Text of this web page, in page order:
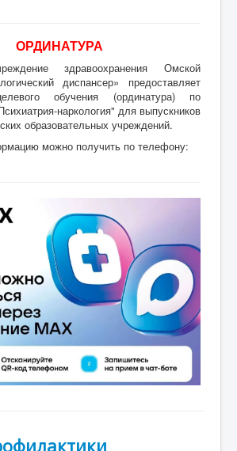
ОРДИНАТУРА
здравоохранения Омской
диспансер» предоставляет
обучения (ординатура) по
наркология" для выпускников
образовательных учреждений.
можно получить по телефону: